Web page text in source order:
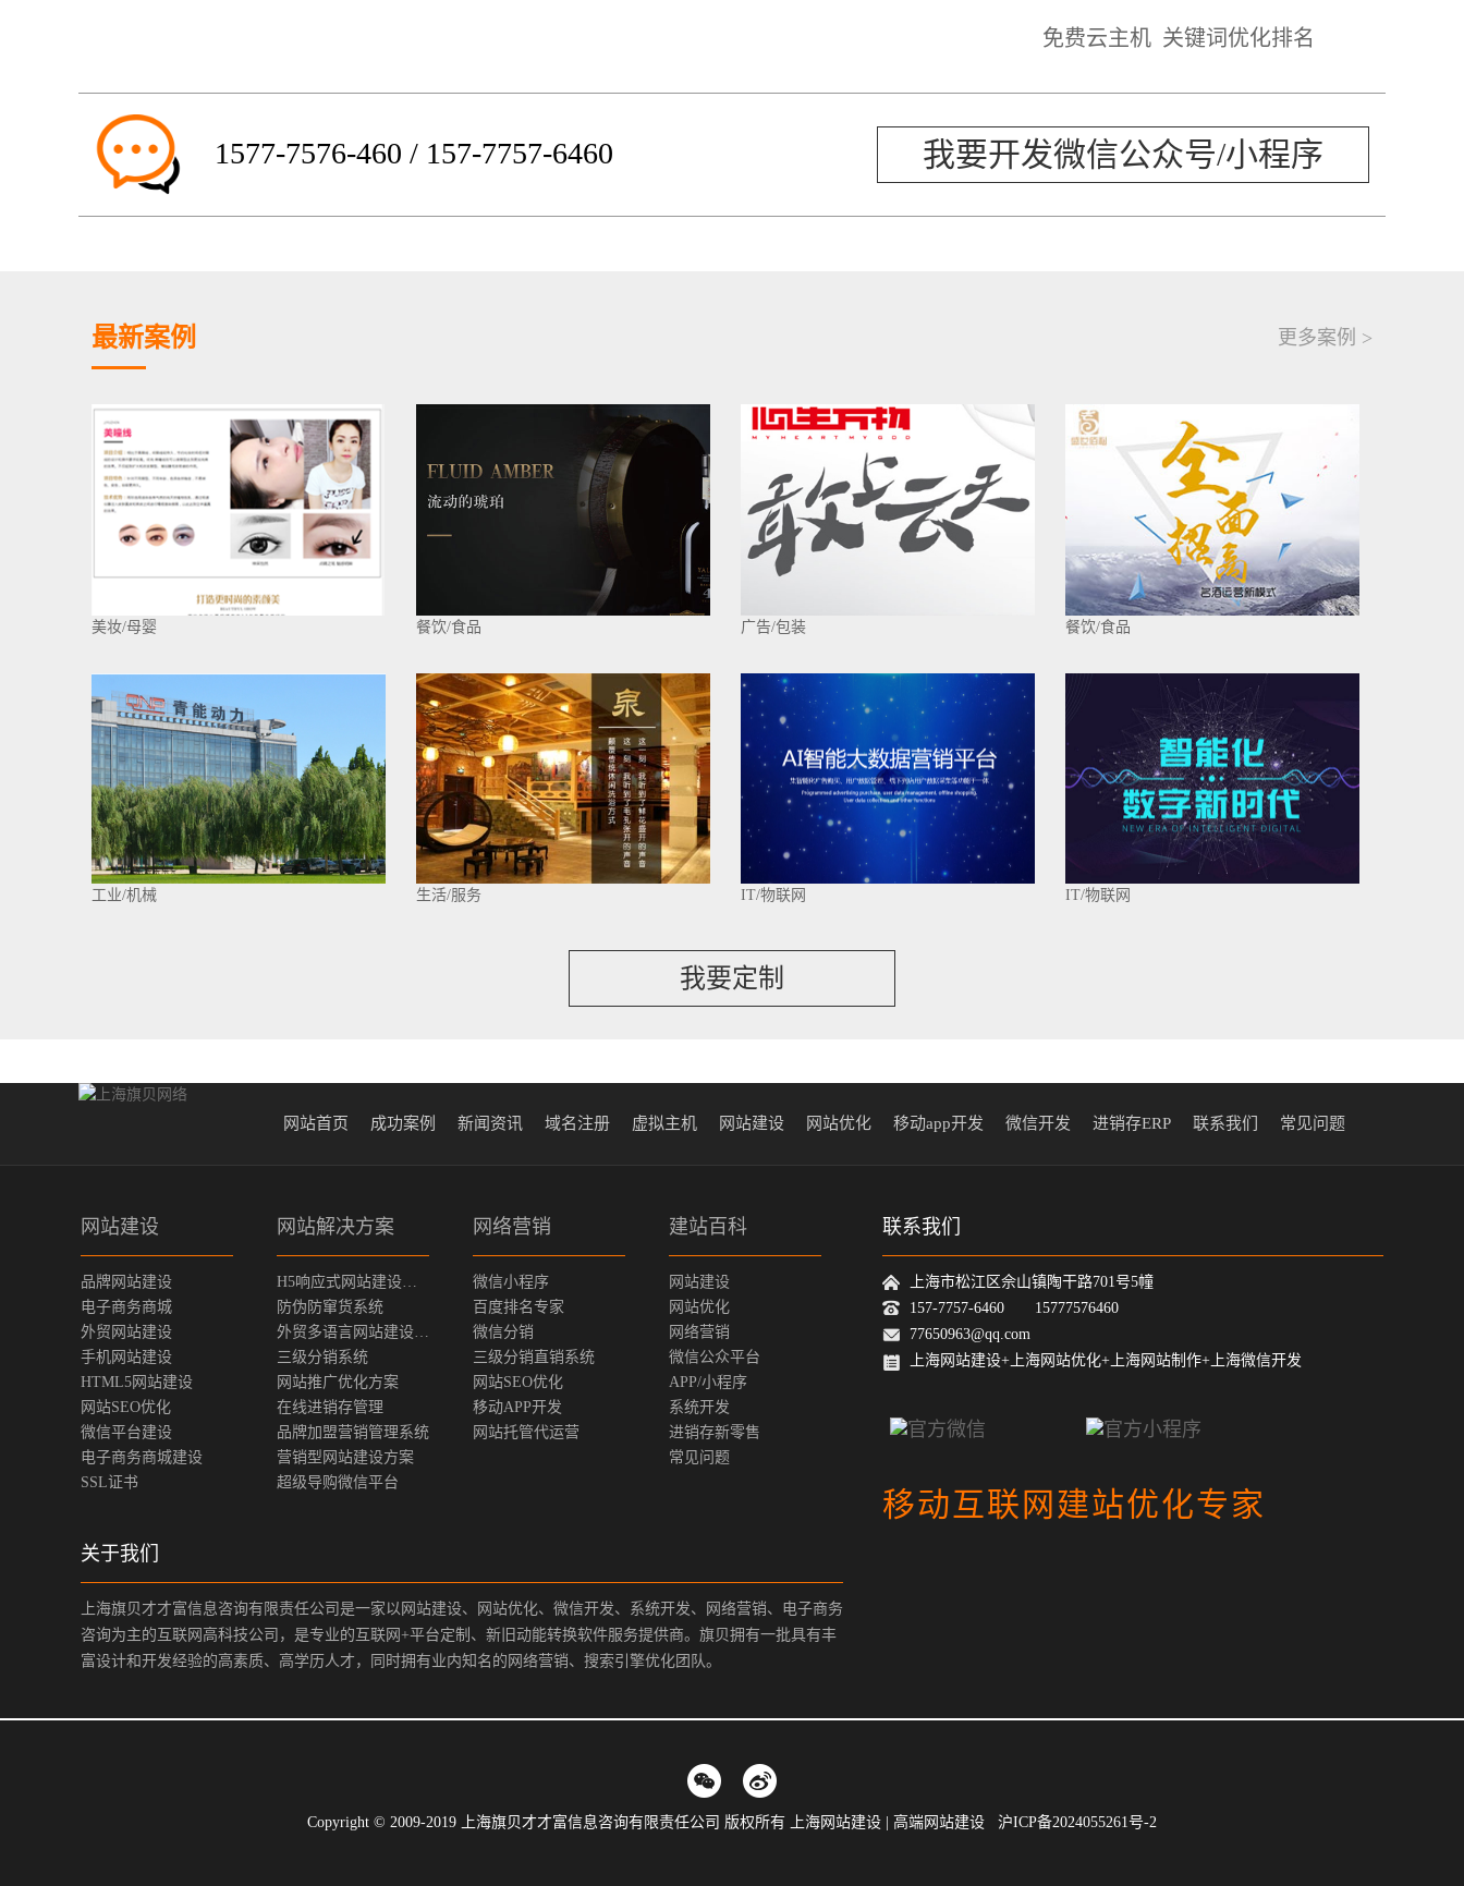
免费云主机 关键词优化排名
1577-7576-460 / 157-7757-6460 我要开发微信公众号/小程序
最新案例 更多案例 >
美妆/母婴 餐饮/食品 广告/包装 餐饮/食品
工业/机械 生活/服务 IT/物联网 IT/物联网
我要定制
网站首页 成功案例 新闻资讯 域名注册 虚拟主机 网站建设 网站优化 移动app开发 微信开发 进销存ERP 联系我们 常见问题
网站建设
品牌网站建设
电子商务商城
外贸网站建设
手机网站建设
HTML5网站建设
网站SEO优化
微信平台建设
电子商务商城建设
SSL证书
网站解决方案
H5响应式网站建设方案
防伪防窜货系统
外贸多语言网站建设方案
三级分销系统
网站推广优化方案
在线进销存管理
品牌加盟营销管理系统
营销型网站建设方案
超级导购微信平台
网络营销
微信小程序
百度排名专家
微信分销
三级分销直销系统
网站SEO优化
移动APP开发
网站托管代运营
建站百科
网站建设
网站优化
网络营销
微信公众平台
APP/小程序
系统开发
进销存新零售
常见问题
关于我们
上海旗贝才才富信息咨询有限责任公司是一家以网站建设、网站优化、微信开发、系统开发、网络营销、电子商务
咨询为主的互联网高科技公司，是专业的互联网+平台定制、新旧动能转换软件服务提供商。旗贝拥有一批具有丰
富设计和开发经验的高素质、高学历人才，同时拥有业内知名的网络营销、搜索引擎优化团队。
联系我们
上海市松江区佘山镇陶干路701号5幢
157-7757-6460 15777576460
77650963@qq.com
上海网站建设+上海网站优化+上海网站制作+上海微信开发
移动互联网建站优化专家
Copyright © 2009-2019 上海旗贝才才富信息咨询有限责任公司 版权所有 上海网站建设 | 高端网站建设 沪ICP备2024055261号-2